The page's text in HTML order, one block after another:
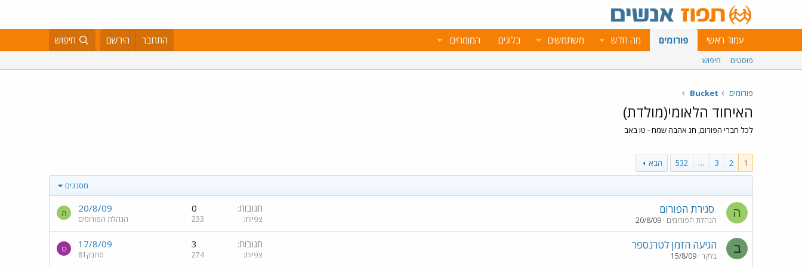
עמוד ראשי פורומים מה חדש משתמשים בלוגים המומחים התחבר הירשם חיפוש
פוסטים חיפוש
פורומים Bucket
האיחוד הלאומי(מולדת)
לכל חברי הפורום, חג אהבה שמח - טו באב
1
2
3
…
532 הבא
מסננים
ה סגירת הפורום
הנהלת הפורומים 20/8/09
תגובות 0
צפיות 233
20/8/09
הנהלת הפורומים
ה
ב הגיעה הזמן לטרנספר
בלקר 15/8/09
תגובות 3
צפיות 274
17/8/09
סחבק81
ס